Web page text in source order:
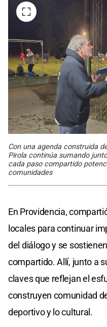
Con una agenda construida
Pirola continúa sumando
cada paso compartido
comunidades
En Providencia,
locales para continuar
del diálogo y se
compartido. Allí, junto a
claves que reflejan el
construyen comunidad
deportivo y lo cultural.